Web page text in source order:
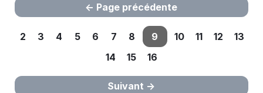
Page précédente
2 3 4 5 6 7 8 9 10 11 12
13
14
15 16
Suivant